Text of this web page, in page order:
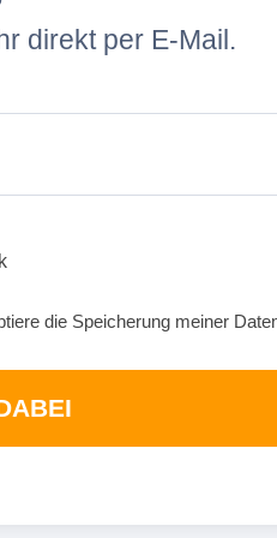
direkt per E-Mail.
die Speicherung meiner